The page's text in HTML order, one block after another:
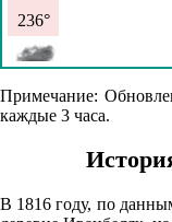
236°
06.08
15:00
50%
Примечание:
каждые 3 часа.
В 1816 году, по